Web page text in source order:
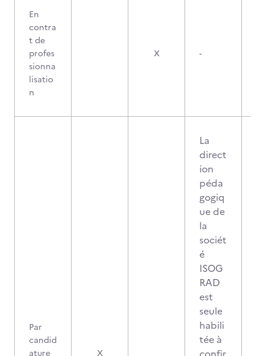
En
contra
t de
profes
sionna
lisatio
n
X -
Par
candid
ature
X
La
direct
ion
péda
gogiq
ue de
la
sociét
é
ISOG
RAD
est
seule
habili
tée à